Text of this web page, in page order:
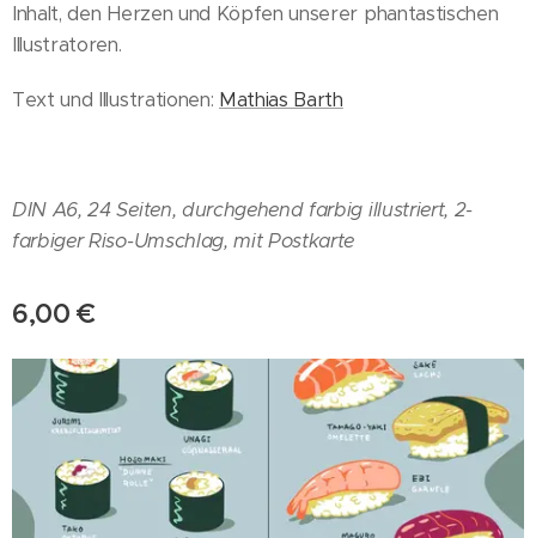
Inhalt, den Herzen und Köpfen unserer phantastischen
Illustratoren.
Text und Illustrationen: Mathias Barth
DIN A6, 24 Seiten, durchgehend farbig illustriert, 2-
farbiger Riso-Umschlag, mit Postkarte
6,00 €